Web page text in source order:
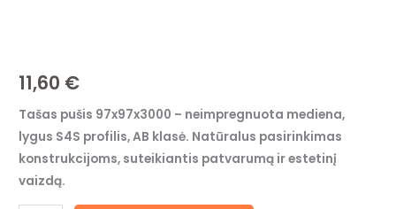
11,60 €
Tašas pušis 97x97x3000 – neimpregnuota mediena,
lygus S4S profilis, AB klasė. Natūralus pasirinkimas
konstrukcijoms, suteikiantis patvarumą ir estetinį
vaizdą.